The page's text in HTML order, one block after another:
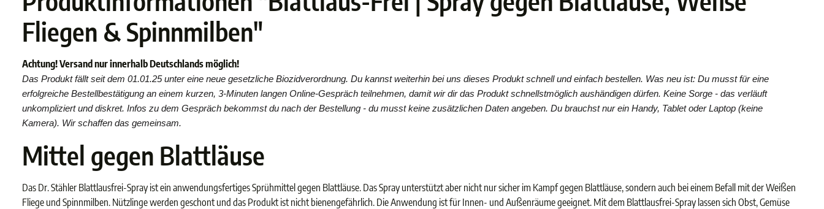
Fliegen & Spinnmilben"
Achtung! Versand nur innerhalb Deutschlands möglich!
Das Produkt fällt seit dem 01.01.25 unter eine neue gesetzliche Biozidverordnung. Du kannst weiterhin bei uns dieses Produkt schnell und einfach bestellen. Was neu ist: Du musst für eine
erfolgreiche Bestellbestätigung an einem kurzen, 3-Minuten langen Online-Gespräch teilnehmen, damit wir dir das Produkt schnellstmöglich aushändigen dürfen. Keine Sorge - das verläuft
unkompliziert und diskret. Infos zu dem Gespräch bekommst du nach der Bestellung - du musst keine zusätzlichen Daten angeben. Du brauchst nur ein Handy, Tablet oder Laptop (keine
Kamera). Wir schaffen das gemeinsam.
Mittel gegen Blattläuse
Das Dr. Stähler Blattlausfrei-Spray ist ein anwendungsfertiges Sprühmittel gegen Blattläuse. Das Spray unterstützt aber nicht nur sicher im Kampf gegen Blattläuse, sondern auch bei einem Befall mit der Weißen
Fliege und Spinnmilben. Nützlinge werden geschont und das Produkt ist nicht bienengefährlich. Die Anwendung ist für Innen- und Außenräume geeignet. Mit dem Blattlausfrei-Spray lassen sich Obst, Gemüse